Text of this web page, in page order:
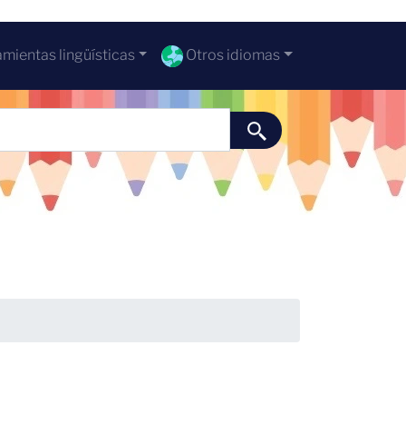
lingüísticas Otros idiomas